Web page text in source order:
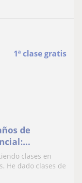
1ª clase gratis
de
OACI4,
repaso
clases en
He dado clases de